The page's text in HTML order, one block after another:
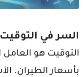
السر في
التوقيت هو العامل
بأسعار الطيران.